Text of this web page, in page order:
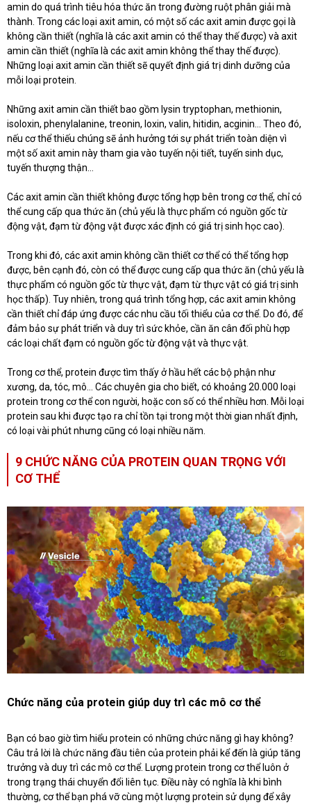
amin do quá trình tiêu hóa thức ăn trong đường ruột phân giải mà
thành. Trong các loại axit amin, có một số các axit amin được gọi là
không cần thiết (nghĩa là các axit amin có thể thay thế được) và axit
amin cần thiết (nghĩa là các axit amin không thể thay thế được).
Những loại axit amin cần thiết sẽ quyết định giá trị dinh dưỡng của
mỗi loại protein.
Những axit amin cần thiết bao gồm lysin tryptophan, methionin,
isoloxin, phenylalanine, treonin, loxin, valin, hitidin, acginin… Theo đó,
nếu cơ thể thiếu chúng sẽ ảnh hưởng tới sự phát triển toàn diện vì
một số axit amin này tham gia vào tuyến nội tiết, tuyến sinh dục,
tuyến thượng thận…
Các axit amin cần thiết không được tổng hợp bên trong cơ thể, chỉ có
thể cung cấp qua thức ăn (chủ yếu là thực phẩm có nguồn gốc từ
động vật, đạm từ động vật được xác định có giá trị sinh học cao).
Trong khi đó, các axit amin không cần thiết cơ thể có thể tổng hợp
được, bên cạnh đó, còn có thể được cung cấp qua thức ăn (chủ yếu là
thực phẩm có nguồn gốc từ thực vật, đạm từ thực vật có giá trị sinh
học thấp). Tuy nhiên, trong quá trình tổng hợp, các axit amin không
cần thiết chỉ đáp ứng được các nhu cầu tối thiểu của cơ thể. Do đó, để
đảm bảo sự phát triển và duy trì sức khỏe, cần ăn cân đối phù hợp
các loại chất đạm có nguồn gốc từ động vật và thực vật.
Trong cơ thể, protein được tìm thấy ở hầu hết các bộ phận như
xương, da, tóc, mô… Các chuyên gia cho biết, có khoảng 20.000 loại
protein trong cơ thể con người, hoặc con số có thể nhiều hơn. Mỗi loại
protein sau khi được tạo ra chỉ tồn tại trong một thời gian nhất định,
có loại vài phút nhưng cũng có loại nhiều năm.
9 CHỨC NĂNG CỦA PROTEIN QUAN TRỌNG VỚI
CƠ THỂ
Chức năng của protein giúp duy trì các mô cơ thể
Bạn có bao giờ tìm hiểu protein có những chức năng gì hay không?
Câu trả lời là chức năng đầu tiên của protein phải kể đến là giúp tăng
trưởng và duy trì các mô cơ thể. Lượng protein trong cơ thể luôn ở
trong trạng thái chuyển đổi liên tục. Điều này có nghĩa là khi bình
thường, cơ thể bạn phá vỡ cùng một lượng protein sử dụng để xây